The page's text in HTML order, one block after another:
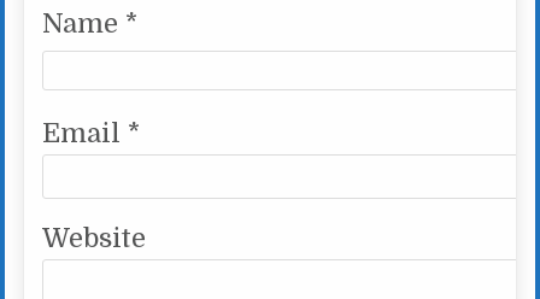
Name *
Email *
Website